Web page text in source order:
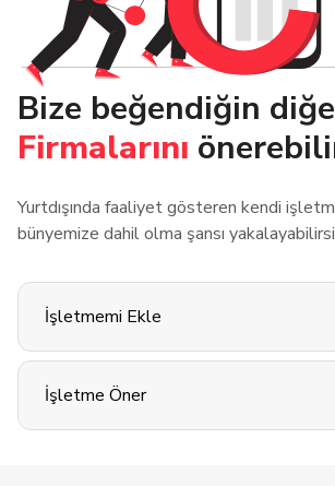
Bize beğendiğin
Firmalarını
Yurtdışında faaliyet gösteren kendi
bünyemize dahil olma şansı
İşletmemi Ekle
İşletme Öner